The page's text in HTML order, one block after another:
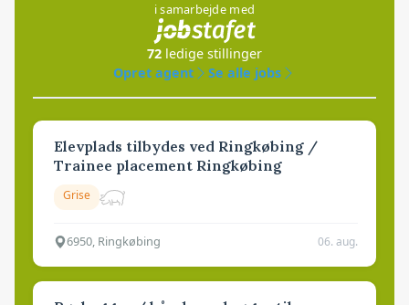
i samarbejde med
72 ledige stillinger
Opret agent
Se alle jobs
Elevplads tilbydes ved Ringkøbing /
Trainee placement Ringkøbing
Grise
6950, Ringkøbing 06. aug.